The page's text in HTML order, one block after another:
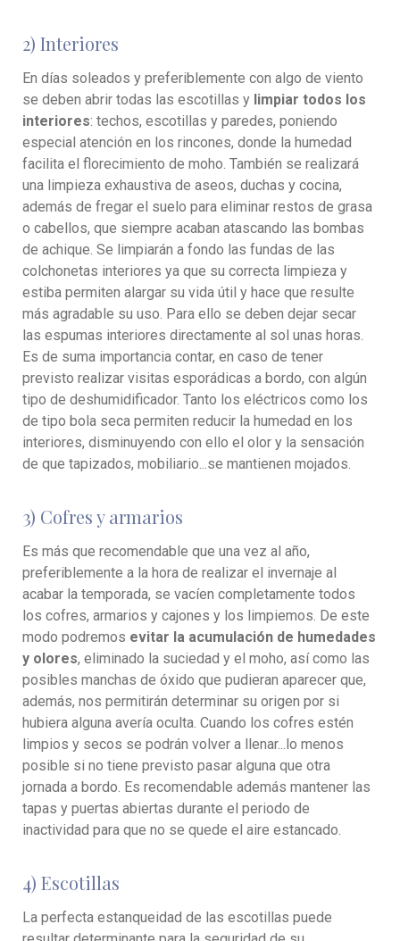
2) Interiores
En días soleados y preferiblemente con algo de viento
se deben abrir todas las escotillas y limpiar todos los
interiores: techos, escotillas y paredes, poniendo
especial atención en los rincones, donde la humedad
facilita el florecimiento de moho. También se realizará
una limpieza exhaustiva de aseos, duchas y cocina,
además de fregar el suelo para eliminar restos de grasa
o cabellos, que siempre acaban atascando las bombas
de achique. Se limpiarán a fondo las fundas de las
colchonetas interiores ya que su correcta limpieza y
estiba permiten alargar su vida útil y hace que resulte
más agradable su uso. Para ello se deben dejar secar
las espumas interiores directamente al sol unas horas.
Es de suma importancia contar, en caso de tener
previsto realizar visitas esporádicas a bordo, con algún
tipo de deshumidificador. Tanto los eléctricos como los
de tipo bola seca permiten reducir la humedad en los
interiores, disminuyendo con ello el olor y la sensación
de que tapizados, mobiliario...se mantienen mojados.
3) Cofres y armarios
Es más que recomendable que una vez al año,
preferiblemente a la hora de realizar el invernaje al
acabar la temporada, se vacíen completamente todos
los cofres, armarios y cajones y los limpiemos. De este
modo podremos evitar la acumulación de humedades
y olores, eliminado la suciedad y el moho, así como las
posibles manchas de óxido que pudieran aparecer que,
además, nos permitirán determinar su origen por si
hubiera alguna avería oculta. Cuando los cofres estén
limpios y secos se podrán volver a llenar...lo menos
posible si no tiene previsto pasar alguna que otra
jornada a bordo. Es recomendable además mantener las
tapas y puertas abiertas durante el periodo de
inactividad para que no se quede el aire estancado.
4) Escotillas
La perfecta estanqueidad de las escotillas puede